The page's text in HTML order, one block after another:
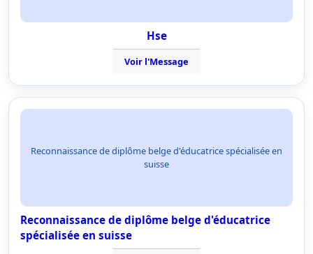
Hse
Voir l'Message
Reconnaissance de diplôme belge d'éducatrice spécialisée en
suisse
Reconnaissance de diplôme belge d'éducatrice
spécialisée en suisse